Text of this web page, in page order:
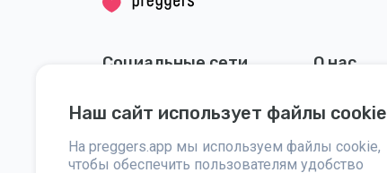
Социальные сети
Facebook
Помощь
О нас
Наш сайт использует файлы cookie
На preggers.app мы используем файлы cookie,
чтобы обеспечить пользователям удобство